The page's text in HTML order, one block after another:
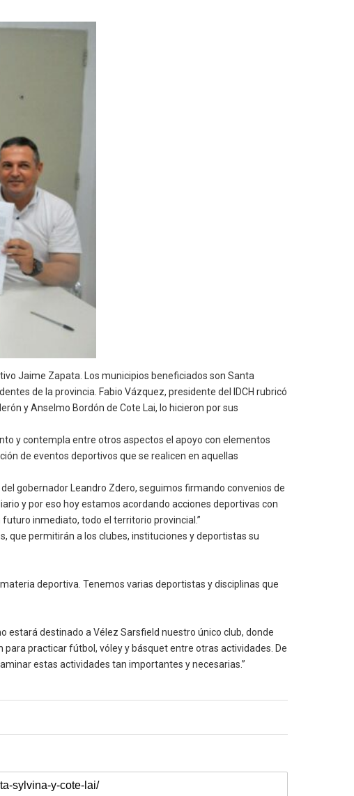
Jaime Zapata. Los municipios beneficiados son Santa
de la provincia. Fabio Vázquez, presidente del IDCH rubricó
y Anselmo Bordón de Cote Lai, lo hicieron por sus
y contempla entre otros aspectos el apoyo con elementos
de eventos deportivos que se realicen en aquellas
gobernador Leandro Zdero, seguimos firmando convenios de
y por eso hoy estamos acordando acciones deportivas con
inmediato, todo el territorio provincial.”
que permitirán a los clubes, instituciones y deportistas su
deportiva. Tenemos varias deportistas y disciplinas que
estará destinado a Vélez Sarsfield nuestro único club, donde
practicar fútbol, vóley y básquet entre otras actividades. De
estas actividades tan importantes y necesarias.”